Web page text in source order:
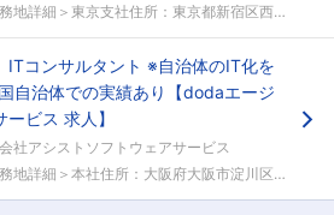
地詳細＞東京支社住所：東京都新宿区西新宿7丁...
ITコンサルタント ※自治体のIT化を
自治体での実績あり【dodaエージ
ービス 求人】
社アシストソフトウェアサービス
地詳細＞本社住所：大阪府大阪市淀川区西中島4...